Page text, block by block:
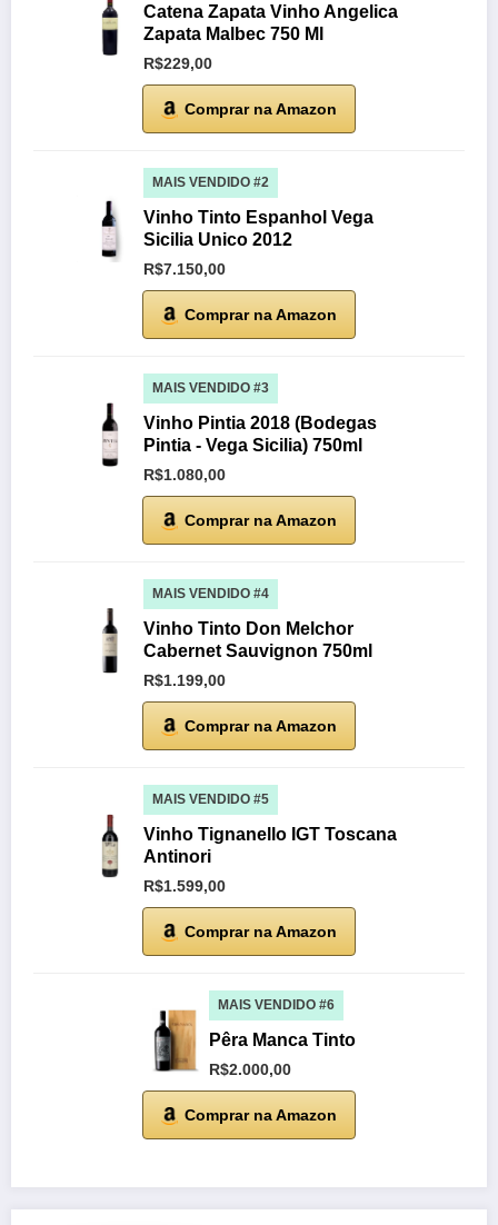
Catena Zapata Vinho Angelica
Zapata Malbec 750 Ml
R$229,00
Comprar na Amazon
MAIS VENDIDO #2
Vinho Tinto Espanhol Vega
Sicilia Unico 2012
R$7.150,00
Comprar na Amazon
MAIS VENDIDO #3
Vinho Pintia 2018 (Bodegas
Pintia - Vega Sicilia) 750ml
R$1.080,00
Comprar na Amazon
MAIS VENDIDO #4
Vinho Tinto Don Melchor
Cabernet Sauvignon 750ml
R$1.199,00
Comprar na Amazon
MAIS VENDIDO #5
Vinho Tignanello IGT Toscana
Antinori
R$1.599,00
Comprar na Amazon
MAIS VENDIDO #6
Pêra Manca Tinto
R$2.000,00
Comprar na Amazon